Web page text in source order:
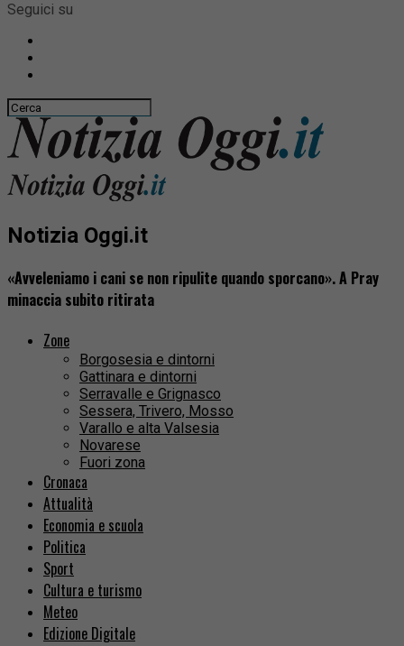
Seguici su
Notizia Oggi.it
«Avveleniamo i cani se non ripulite quando sporcano». A Pray
minaccia subito ritirata
Zone
Borgosesia e dintorni
Gattinara e dintorni
Serravalle e Grignasco
Sessera, Trivero, Mosso
Varallo e alta Valsesia
Novarese
Fuori zona
Cronaca
Attualità
Economia e scuola
Politica
Sport
Cultura e turismo
Meteo
Edizione Digitale